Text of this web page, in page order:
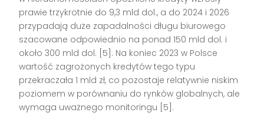
prawie trzykrotnie do 9,3 mld dol., a do 2024 i 2026
przypadają duże zapadalności długu biurowego
szacowane odpowiednio na ponad 150 mld dol. i
około 300 mld dol. [5]. Na koniec 2023 w Polsce
wartość zagrożonych kredytów tego typu
przekraczała 1 mld zł, co pozostaje relatywnie niskim
poziomem w porównaniu do rynków globalnych, ale
wymaga uważnego monitoringu [5].